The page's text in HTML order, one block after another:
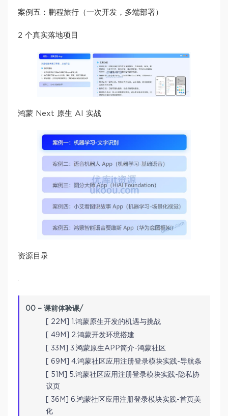
案例五：鹏程旅行（一次开发，多端部署）
2 个真实落地项目
鸿蒙 Next 原生 AI 实战
资源目录
00 – 课前体验课/
[ 22M] 1.鸿蒙原生开发的机遇与挑战
[ 49M] 2.鸿蒙开发环境搭建
[ 33M] 3.鸿蒙原生APP简介-鸿蒙社区
[ 69M] 4.鸿蒙社区应用注册登录模块实践-导航条
[ 51M] 5.鸿蒙社区应用注册登录模块实践-隐私协
议页
[ 36M] 6.鸿蒙社区应用注册登录模块实践-首页美
化